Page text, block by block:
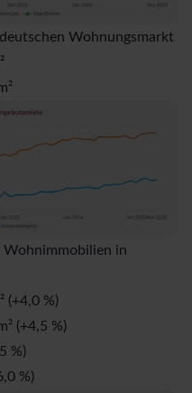
Wohnungsmarkt
in
(+4,0 %)
(+4,5 %)
%)
%)